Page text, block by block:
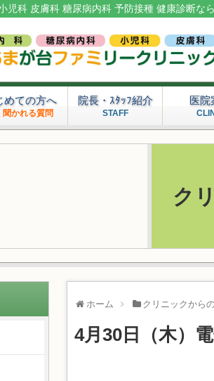
児科 皮膚科 糖尿病内科 予防接種 健康診断な
めての方へ
聞かれる質問
院長・ｽﾀｯﾌ紹介
STAFF
医院
ク
ホーム クリニックから
4月30日（木）